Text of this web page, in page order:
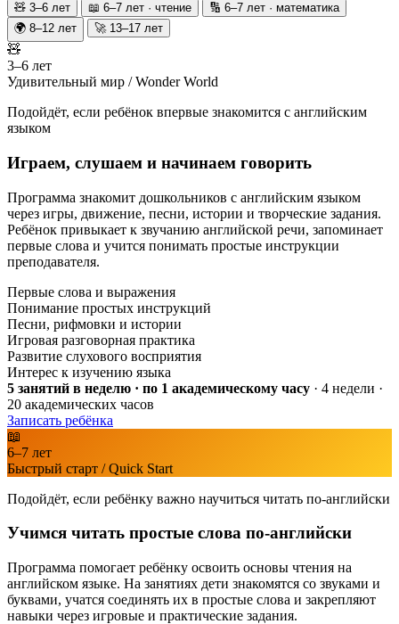
🧸 3–6 лет 📖 6–7 лет · чтение
🔢 6–7 лет · математика
🌍 8–12 лет
🚀 13–17 лет
🧸
3–6 лет
Удивительный мир / Wonder World
Подойдёт, если ребёнок впервые знакомится с английским
языком
Играем, слушаем и начинаем говорить
Программа знакомит дошкольников с английским языком
через игры, движение, песни, истории и творческие задания.
Ребёнок привыкает к звучанию английской речи, запоминает
первые слова и учится понимать простые инструкции
преподавателя.
Первые слова и выражения
Понимание простых инструкций
Песни, рифмовки и истории
Игровая разговорная практика
Развитие слухового восприятия
Интерес к изучению языка
5 занятий в неделю · по 1 академическому часу · 4 недели ·
20 академических часов
Записать ребёнка
📖
6–7 лет
Быстрый старт / Quick Start
Подойдёт, если ребёнку важно научиться читать по-английски
Учимся читать простые слова по-английски
Программа помогает ребёнку освоить основы чтения на
английском языке. На занятиях дети знакомятся со звуками и
буквами, учатся соединять их в простые слова и закрепляют
навыки через игровые и практические задания.